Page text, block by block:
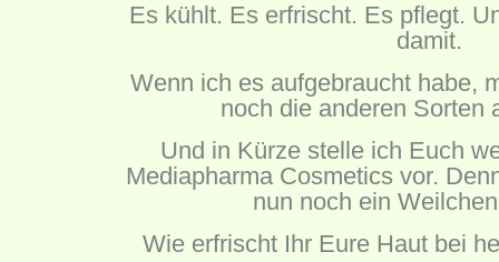
Es kühlt. Es erfrischt. Es pflegt.
damit.
Wenn ich es aufgebraucht habe,
noch die anderen Sorten
Und in Kürze stelle ich Euch
Mediapharma Cosmetics vor.
nun noch ein
Wie erfrischt Ihr Eure Haut bei